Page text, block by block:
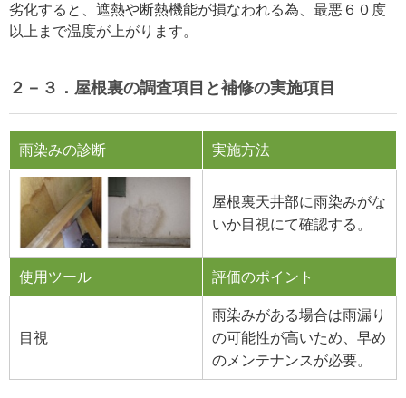
劣化すると、遮熱や断熱機能が損なわれる為、最悪６０度
以上まで温度が上がります。
２－３．屋根裏の調査項目と補修の実施項目
雨染みの診断 実施方法
屋根裏天井部に雨染みがな
いか目視にて確認する。
使用ツール 評価のポイント
目視
雨染みがある場合は雨漏り
の可能性が高いため、早め
のメンテナンスが必要。